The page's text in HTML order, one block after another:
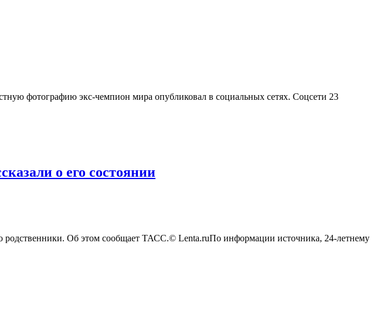
фотографию экс-чемпион мира опубликовал в социальных сетях. Соцсети 23
о его состоянии
Об этом сообщает ТАСС.© Lenta.ruПо информации источника, 24-летнему